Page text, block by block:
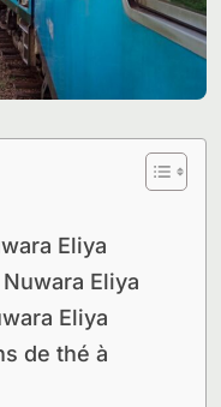
Eliya
Eliya
Eliya
de thé à